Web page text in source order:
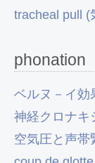
tracheal pull (
phonation
ベルヌ－イ効
神経クロナキ
空気圧と声帯